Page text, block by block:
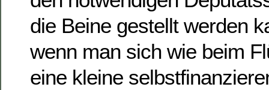
die Beine gestellt werden
wenn man sich wie beim
eine kleine